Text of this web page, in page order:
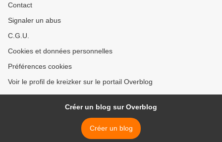
Contact
Signaler un abus
C.G.U.
Cookies et données personnelles
Préférences cookies
Voir le profil de kreizker sur le portail Overblog
Créer un blog sur Overblog
Créer un blog